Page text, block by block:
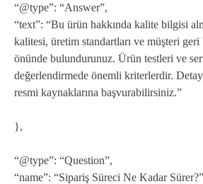
“@type”: “Answer”,
“text”: “Bu ürün hakkında kalite bilgisi
kalitesi, üretim standartları ve müşteri
önünde bulundurunuz. Ürün testleri ve
değerlendirmede önemli kriterlerdir.
resmi kaynaklarına başvurabilirsiniz.”
},
“@type”: “Question”,
“name”: “Sipariş Süreci Ne Kadar